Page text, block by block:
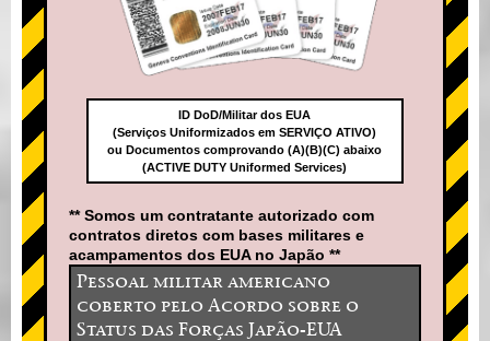
ID DoD/Militar dos EUA
(Serviços Uniformizados em SERVIÇO ATIVO)
ou Documentos comprovando (A)(B)(C) abaixo
(ACTIVE DUTY Uniformed Services)
** Somos um contratante autorizado com
contratos diretos com bases militares e
acampamentos dos EUA no Japão **
Pessoal militar americano
coberto pelo Acordo sobre o
Status das Forças Japão-EUA